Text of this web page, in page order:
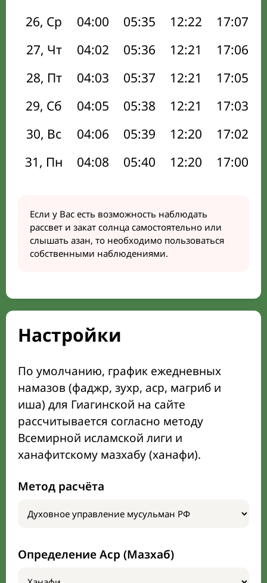
26, Ср
04:00 05:35 12:22 17:07
27, Чт
04:02 05:36 12:21 17:06
28, Пт
04:03 05:37 12:21 17:05
29, Сб
04:05 05:38 12:21 17:03
30, Вс
04:06 05:39 12:20 17:02
31, Пн
04:08 05:40 12:20 17:00
Если у Вас есть возможность наблюдать
рассвет и закат солнца самостоятельно или
слышать азан, то необходимо пользоваться
собственными наблюдениями.
Настройки
По умолчанию, график ежедневных
намазов (фаджр, зухр, аср, магриб и
иша) для Гиагинской на сайте
рассчитывается согласно методу
Всемирной исламской лиги и
ханафитскому мазхабу (ханафи).
Метод расчёта
Определение Аср (Мазхаб)